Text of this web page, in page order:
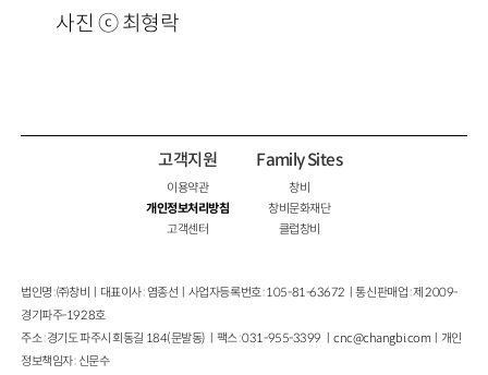
사진 ⓒ 최형락
고객지원
이용약관
개인정보처리방침
고객센터
Family Sites
창비
창비문화재단
클럽창비
법인명 : ㈜창비ㅣ대표이사 : 염종선ㅣ사업자등록번호 : 105-81-63672ㅣ통신판매업 : 제 2009-
경기파주-1928호
주소 : 경기도 파주시 회동길 184(문발동)ㅣ팩스 : 031-955-3399 ㅣcnc@changbi.com ㅣ개인
정보책임자 : 신문수